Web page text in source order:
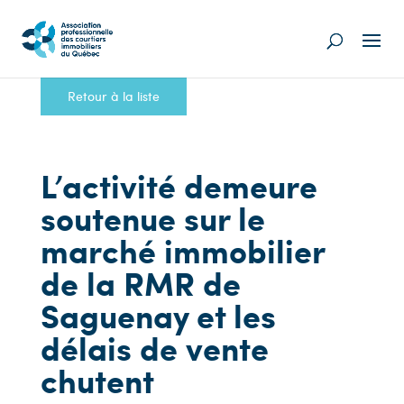
Retour à la liste
L’activité demeure
soutenue sur le
marché immobilier
de la RMR de
Saguenay et les
délais de vente
chutent